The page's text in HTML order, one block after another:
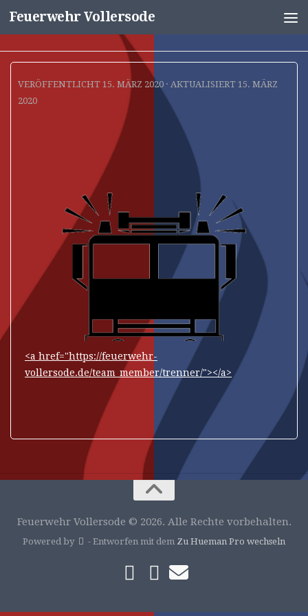
Unter dem Inhalt
Feuerwehr Vollersode
VERÖFFENTLICHT 15. MÄRZ 2020 · AKTUALISIERT 15. MÄRZ
2020
<a href="https://feuerwehr-
vollersode.de/team_member/trenner/"></a>
Feuerwehr Vollersode © 2026. Alle Rechte vorbehalten.
Powered by - Entworfen mit dem Zu Hueman Pro wechseln